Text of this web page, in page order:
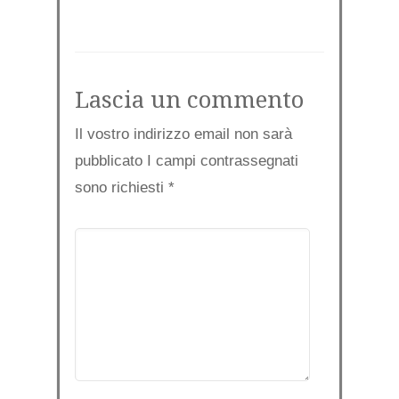
Lascia un commento
Il vostro indirizzo email non sarà
pubblicato I campi contrassegnati
sono richiesti *